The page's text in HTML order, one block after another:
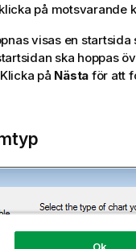
på motsvarande
visas en
ska hoppas
på Nästa för att